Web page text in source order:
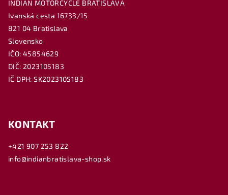
INDIAN MOTORCYCLE BRATISLAVA
Ivanská cesta 16733/15
821 04 Bratislava
Slovensko
IČO: 45854629
DIČ: 2023105183
IČ DPH: SK2023105183
KONTAKT
+421 907 253 822
info@indianbratislava-shop.sk